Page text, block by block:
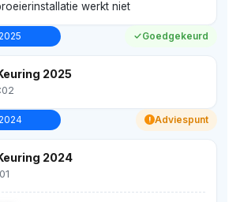
werkt niet
Goedgekeurd
2025
! Adviespunt
2024